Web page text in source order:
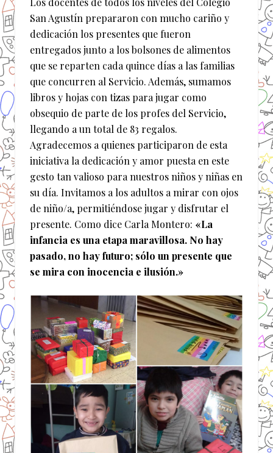
San Agustín prepararon con mucho cariño y
dedicación los presentes que fueron
entregados junto a los bolsones de alimentos
que se reparten cada quince días a las familias
que concurren al Servicio. Además, sumamos
libros y hojas con tizas para jugar como
obsequio de parte de los profes del Servicio,
llegando a un total de 83 regalos.
Agradecemos a quienes participaron de esta
iniciativa la dedicación y amor puesta en este
gesto tan valioso para nuestros niños y niñas en
su día. Invitamos a los adultos a mirar con ojos
de niño/a, permitiéndose jugar y disfrutar el
presente. Como dice Carla Montero: «La
infancia es una etapa maravillosa. No hay
pasado, no hay futuro; sólo un presente que
se mira con inocencia e ilusión.»